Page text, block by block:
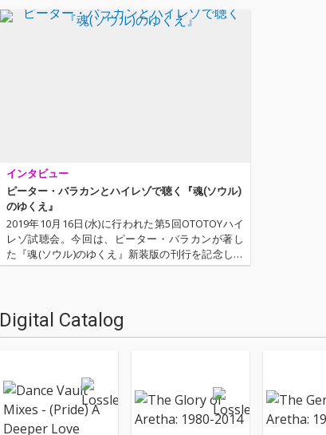
インタビュー
ピーター・バラカンとハイレゾで聴く『魂(ソウル)
のゆくえ』
2019年10月16日(水)に行われた第5回OTOTOYハイ
レゾ試聴会。今回は、ピーター・バラカンが著し
た『魂(ソウル)のゆくえ』新装版の刊行を記念し、
オーディオ・メーカー〈Olasonic〉協力のもとで
Digital Catalog